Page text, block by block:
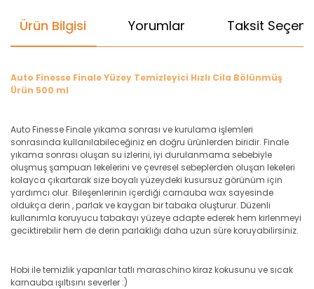
Ürün Bilgisi Yorumlar Taksit
Auto Finesse Finale Yüzey Temizleyici Hızlı Cila Bölünmüş
Ürün 500 ml
Auto Finesse Finale yıkama sonrası ve kurulama işlemleri
sonrasında kullanılabileceğiniz en doğru ürünlerden biridir. Finale
yıkama sonrası oluşan su izlerini, iyi durulanmama sebebiyle
oluşmuş şampuan lekelerini ve çevresel sebeplerden oluşan lekeleri
kolayca çıkartarak size boyalı yüzeydeki kusursuz görünüm için
yardımcı olur. Bileşenlerinin içerdiği carnauba wax sayesinde
oldukça derin , parlak ve kaygan bir tabaka oluşturur. Düzenli
kullanımla koruyucu tabakayı yüzeye adapte ederek hem kirlenmeyi
geciktirebilir hem de derin parlaklığı daha uzun süre koruyabilirsiniz.
Hobi ile temizlik yapanlar tatlı maraschino kiraz kokusunu ve sıcak
karnauba ışıltısını severler :)